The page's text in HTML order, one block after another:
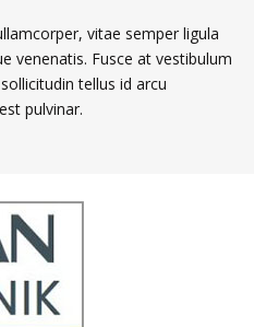
vitae semper ligula
venenatis. Fusce at vestibulum
tellus id arcu
pulvinar.